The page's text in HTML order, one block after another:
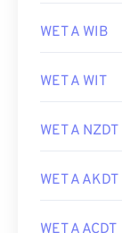
WET A WIB
WET A WIT
WET A NZDT
WET A AKDT
WET A ACDT